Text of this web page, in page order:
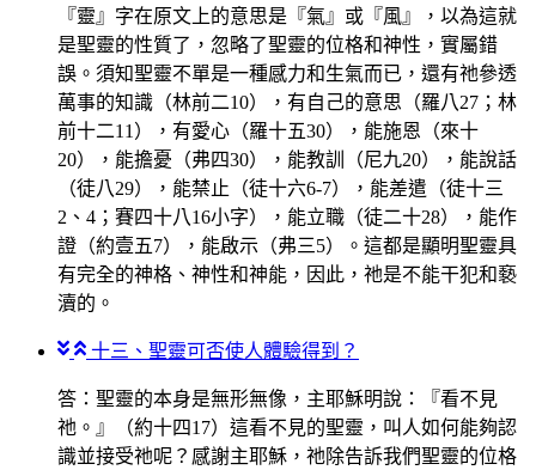
『靈』字在原文上的意思是『氣』或『風』，以為這就
是聖靈的性質了，忽略了聖靈的位格和神性，實屬錯
誤。須知聖靈不單是一種感力和生氣而已，還有祂參透
萬事的知識（林前二10），有自己的意思（羅八27；林
前十二11），有愛心（羅十五30），能施恩（來十
20），能擔憂（弗四30），能教訓（尼九20），能說話
（徒八29），能禁止（徒十六6-7），能差遣（徒十三
2、4；賽四十八16小字），能立職（徒二十28），能作
證（約壹五7），能啟示（弗三5）。這都是顯明聖靈具
有完全的神格、神性和神能，因此，祂是不能干犯和褻
瀆的。
十三、聖靈可否使人體驗得到？
答：聖靈的本身是無形無像，主耶穌明說：『看不見
祂。』（約十四17）這看不見的聖靈，叫人如何能夠認
識並接受祂呢？感謝主耶穌，祂除告訴我們聖靈的位格